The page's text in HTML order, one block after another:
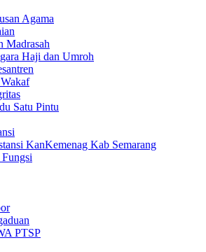
Agama
Madrasah
Haji dan Umroh
Satu Pintu
KanKemenag Kab Semarang
PTSP